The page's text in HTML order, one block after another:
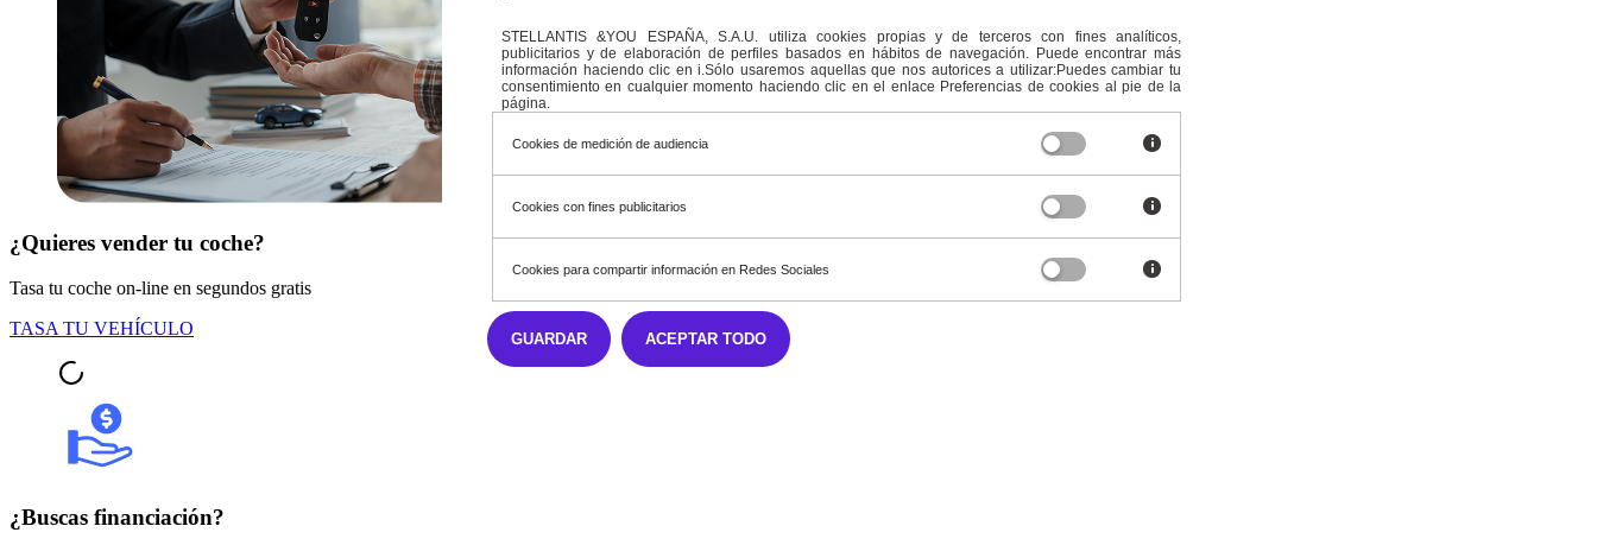
¿Quieres vender tu coche?
Tasa tu coche on-line en segundos gratis
TASA TU VEHÍCULO
¿Buscas financiación?
STELLANTIS &YOU ESPAÑA, S.A.U. utiliza cookies propias y de terceros con fines analíticos,
publicitarios y de elaboración de perfiles basados en hábitos de navegación. Puede encontrar más
información haciendo clic en i.Sólo usaremos aquellas que nos autorices a utilizar:Puedes cambiar tu
consentimiento en cualquier momento haciendo clic en el enlace Preferencias de cookies al pie de la
página.
Cookies de medición de audiencia
Cookies con fines publicitarios
Cookies para compartir información en Redes Sociales
ACEPTAR TODO
GUARDAR